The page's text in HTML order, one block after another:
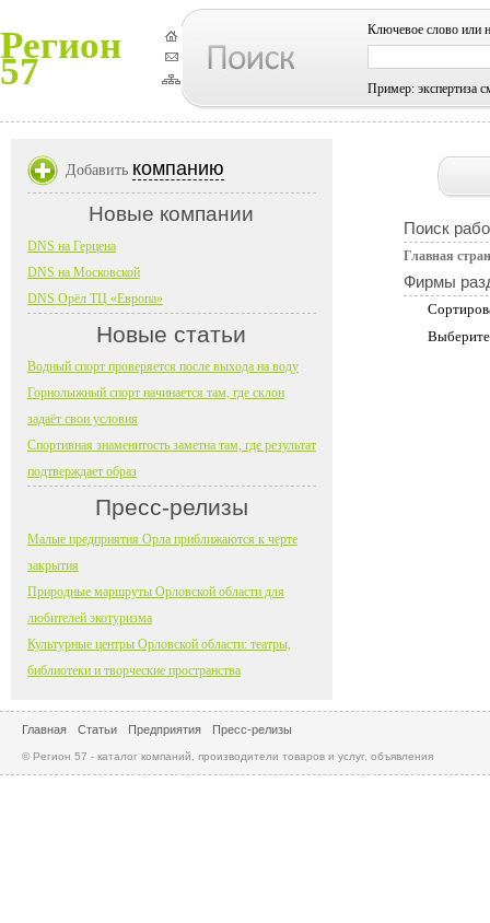
Регион
57
Ключевое слово или
Пример: экспертиза
Поиск
Главная
Фирмы
Добавить компанию
Новые компании
DNS на Герцена
DNS на Московской
DNS Орёл ТЦ «Европа»
Новые статьи
Водный спорт проверяется после выхода на воду
Горнолыжный спорт начинается там, где склон
задаёт свои условия
Спортивная знаменитость заметна там, где результат
подтверждает образ
Пресс-релизы
Малые предприятия Орла приближаются к черте
закрытия
Природные маршруты Орловской области для
любителей экотуризма
Культурные центры Орловской области: театры,
библиотеки и творческие пространства
Главная Статьи Предприятия Пресс-релизы
© Регион 57 - каталог компаний, производители товаров и услуг, объявления